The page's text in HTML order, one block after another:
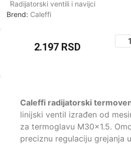
Radijatorski ventili i navijci
Brend: Caleffi
2.197 RSD
Caleffi radijatorski
linijski ventil izrađen od
za termoglavu M30x1.5.
preciznu regulaciju grejanja